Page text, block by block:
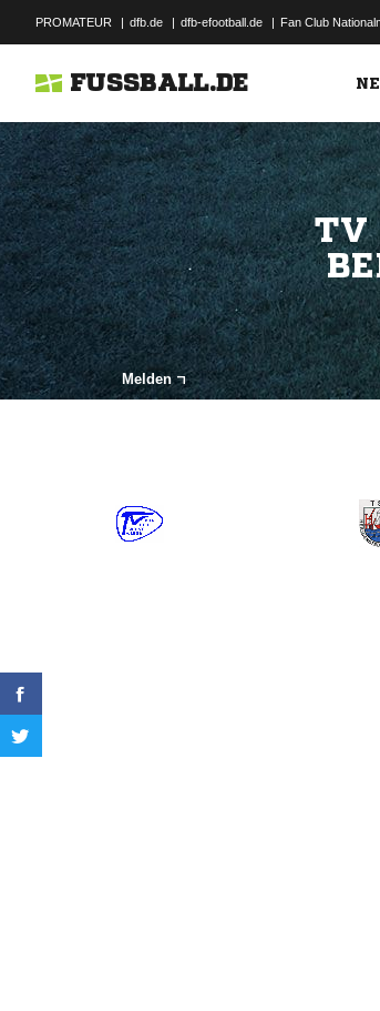
PROMATEUR | dfb.de | dfb-efootball.de | Fan Club
FUSSBALL.DE
TV
Melden